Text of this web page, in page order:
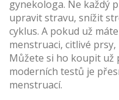
gynekologa. Ne každý
upravit stravu, snížit
cyklus. A pokud už
menstruaci, citlivé
Můžete si ho koupit už
moderních testů je
menstruací.